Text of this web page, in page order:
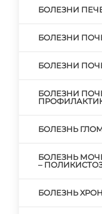
БОЛЕЗНИ
БОЛЕЗНИ
БОЛЕЗНИ
БОЛЕЗНИ
БОЛЕЗНЬ
БОЛЕЗНЬ
–
БОЛЕЗНЬ